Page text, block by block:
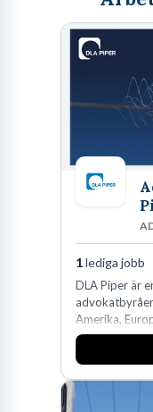
1lediga jobb
DLA Piper är
Amerika,
och
fler än 450
Köpenhamn,